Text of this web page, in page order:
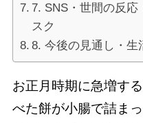
7. SNS・世間の反応
スク
8. 今後の見通し・生
お正月時期に急増す
べた餅が小腸で詰ま